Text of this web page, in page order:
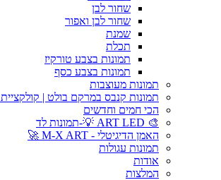
שחור לבן
שחור לבן ואפור
שמנת
תכלת
תמונות בצבע טורקיז
תמונות בצבע כסף
תמונות מעוצבות
תמונות קנבס במרקם בולט | קולקציית Art Touch
הכי חמים וחדשים
🎨 ART LED 💡-תמונות לד
האמן הדיגיטלי - M-X ART 🚀
תמונות עגולות
אודות
המלצות